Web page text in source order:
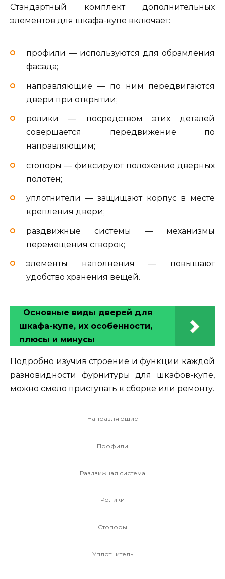
Стандартный комплект дополнительных
элементов для шкафа-купе включает:
профили — используются для обрамления
фасада;
направляющие — по ним передвигаются
двери при открытии;
ролики — посредством этих деталей
совершается передвижение по
направляющим;
стопоры — фиксируют положение дверных
полотен;
уплотнители — защищают корпус в месте
крепления двери;
раздвижные системы — механизмы
перемещения створок;
элементы наполнения — повышают
удобство хранения вещей.
Основные виды дверей для
шкафа-купе, их особенности,
плюсы и минусы
Подробно изучив строение и функции каждой
разновидности фурнитуры для шкафов-купе,
можно смело приступать к сборке или ремонту.
Направляющие
Профили
Раздвижная система
Ролики
Стопоры
Уплотнитель